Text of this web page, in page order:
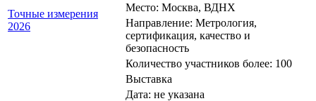
Точные измерения
2026
Место: Москва, ВДНХ
Направление: Метрология,
сертификация, качество и
безопасность
Количество участников более: 100
Выставка
Дата: не указана